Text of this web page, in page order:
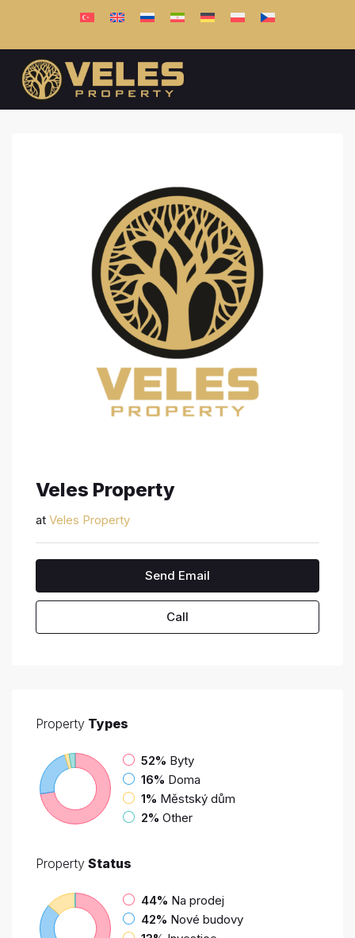
Veles Property
at Veles Property
Send Email
Call
Property Types
52% Byty
16% Doma
1% Městský dům
2% Other
Property Status
44% Na prodej
42% Nové budovy